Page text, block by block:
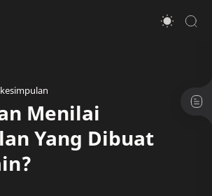
kesimpulan
Menilai
Yang Dibuat